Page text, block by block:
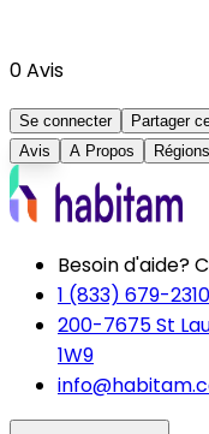
0Avis
Se connecter
Partager
Avis
A Propos Régions
Besoin d'aide?
1 (833) 679-2310
200-7675 St
1W9